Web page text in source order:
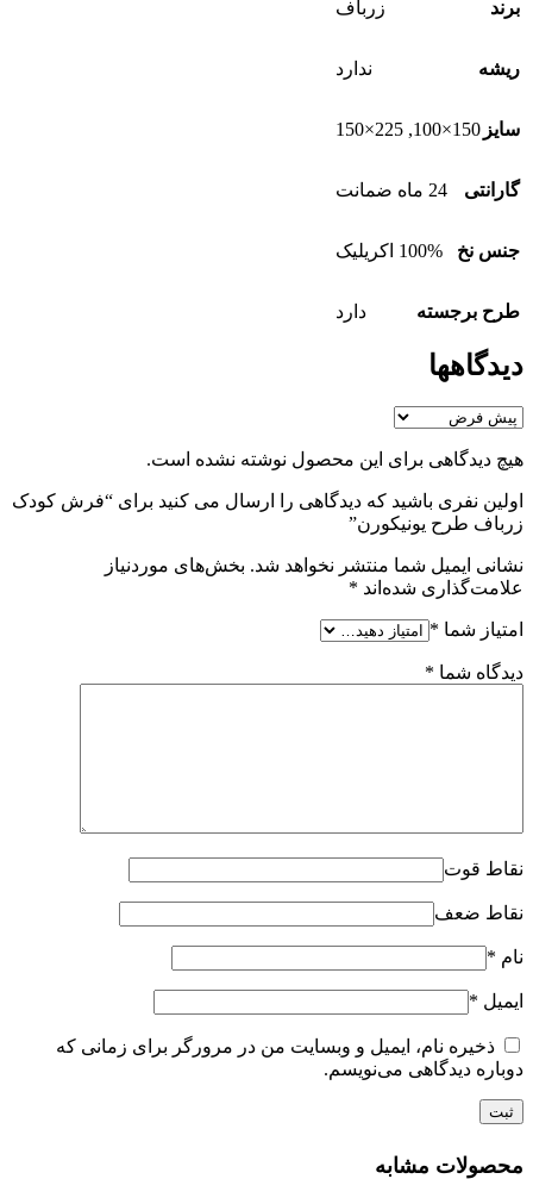
برند زرباف
ریشه ندارد
سایز 150×100
,
225×150
گارانتی 24 ماه ضمانت
جنس نخ 100% اکریلیک
طرح برجسته دارد
دیدگاهها
هیچ دیدگاهی برای این محصول نوشته نشده است.
اولین نفری باشید که دیدگاهی را ارسال می کنید برای “فرش کودک
زرباف طرح یونیکورن”
نشانی ایمیل شما منتشر نخواهد شد. بخش‌های موردنیاز
علامت‌گذاری شده‌اند *
امتیاز شما *
دیدگاه شما *
نقاط قوت
نقاط ضعف
نام *
ایمیل *
ذخیره نام، ایمیل و وبسایت من در مرورگر برای زمانی که
دوباره دیدگاهی می‌نویسم.
محصولات مشابه